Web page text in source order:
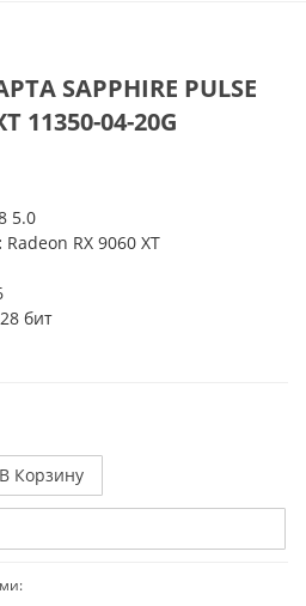
SAPPHIRE PULSE
11350-04-20G
5.0
Radeon RX 9060 XT
бит
Корзину